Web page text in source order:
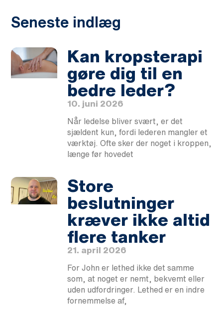
Seneste indlæg
Kan kropsterapi
gøre dig til en
bedre leder?
10. juni 2026
Når ledelse bliver svært, er det
sjældent kun, fordi lederen mangler et
værktøj. Ofte sker der noget i kroppen,
længe før hovedet
Store
beslutninger
kræver ikke altid
flere tanker
21. april 2026
For John er lethed ikke det samme
som, at noget er nemt, bekvemt eller
uden udfordringer. Lethed er en indre
fornemmelse af,